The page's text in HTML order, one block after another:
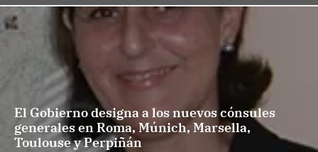
El Gobierno designa a los nuevos cónsules
generales en Roma, Múnich, Marsella,
Toulouse y Perpiñán